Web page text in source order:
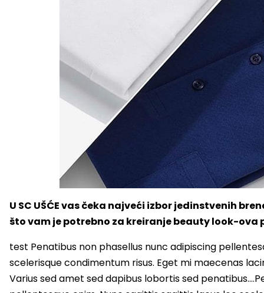
U SC UŠĆE vas čeka najveći izbor jedinstvenih
što vam je potrebno za kreiranje beauty look-ova
test Penatibus non phasellus nunc adipiscing
scelerisque condimentum risus. Eget mi maecenas
Varius sed amet sed dapibus lobortis sed